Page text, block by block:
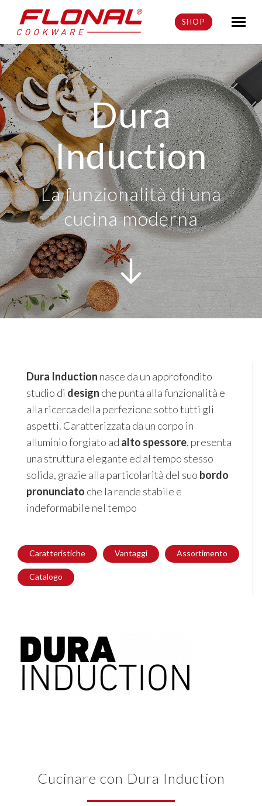
SHOP
Dura
Induction
La funzionalità di una
cucina moderna
Dura Induction nasce da un approfondito
studio di design che punta alla funzionalità e
alla ricerca della perfezione sotto tutti gli
aspetti. Caratterizzata da un corpo in
alluminio forgiato ad alto spessore, presenta
una struttura elegante ed al tempo stesso
solida, grazie alla particolarità del suo bordo
pronunciato che la rende stabile e
indeformabile nel tempo
Caratteristiche Vantaggi Assortimento
Catalogo
Cucinare con Dura Induction